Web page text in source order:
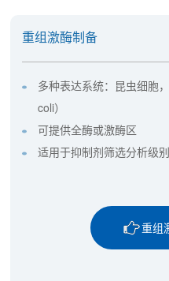
重组激酶制备
多种表达系统：昆虫细胞
coli）
可提供全酶或激酶区
适用于抑制剂筛选分析级
重组